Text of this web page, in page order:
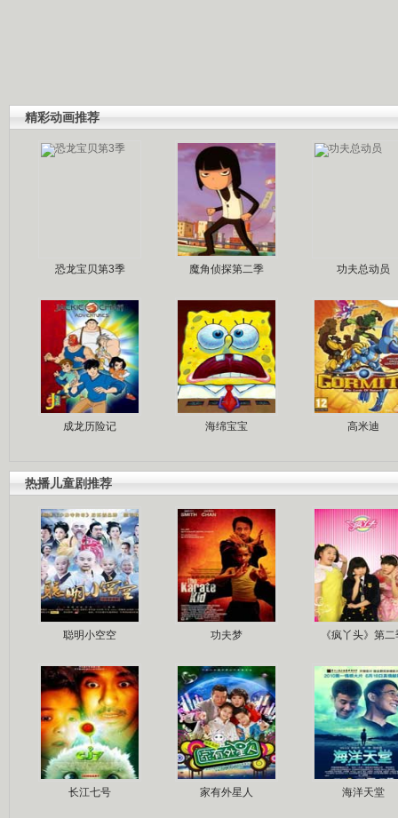
精彩动画推荐
恐龙宝贝第3季 魔角侦探第二季 功夫总动员
成龙历险记 海绵宝宝 高米迪
热播儿童剧推荐
聪明小空空 功夫梦 《疯丫头》第二
长江七号 家有外星人 海洋天堂